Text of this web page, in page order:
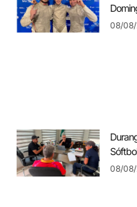
08/
08/